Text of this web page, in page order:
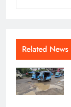
Related News